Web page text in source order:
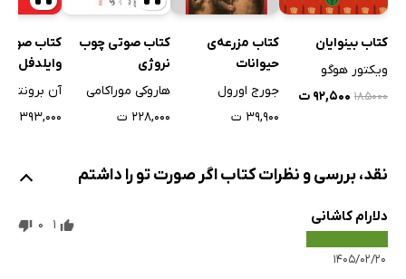
کتاب بینوایان
ویکتور هوگو
۱۸۵۰۰۰ ۹۲,۵۰۰ ت
کتاب مزرعه‌ی
حیوانات
جورج اورول
۳۹,۹۰۰ ت
کتاب صوتی چوب
نروژی
هاروکی موراکامی
۲۲۸,۰۰۰ ت
کتاب
وایلدفل
آن برونته
۳۹۳,۰۰۰ ت
نقد، بررسی و نظرات کتاب اگر صورت تو را داشتم
دلارام کاشانی
۱۴۰۵/۰۲/۲۰
1
0